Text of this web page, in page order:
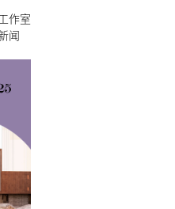
品
作室
索
于
计团队
闻